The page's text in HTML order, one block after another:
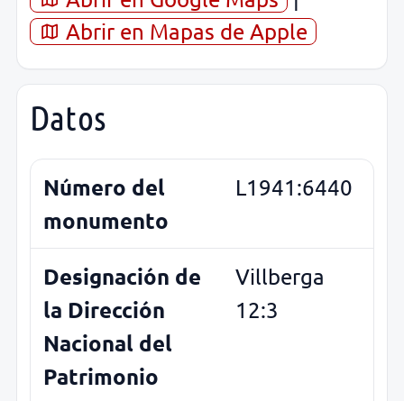
Abrir en Mapas de Apple
Datos
Número del
monumento
L1941:6440
Designación de
la Dirección
Nacional del
Patrimonio
Villberga
12:3